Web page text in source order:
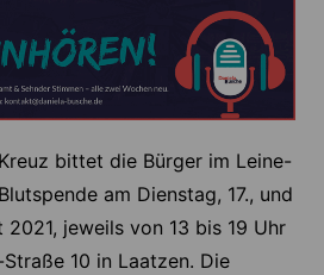
bittet die Bürger im Leine-
am Dienstag, 17., und
jeweils von 13 bis 19 Uhr
10 in Laatzen. Die